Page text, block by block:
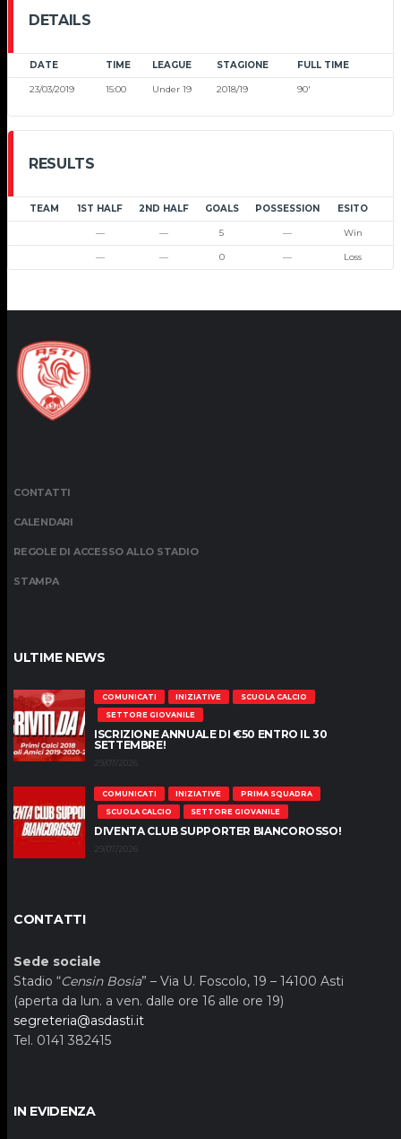
DETAILS
DATE TIME LEAGUE STAGIONE FULL TIME
23/03/2019 15:00 Under 19 2018/19 90'
RESULTS
TEAM 1ST HALF 2ND HALF GOALS POSSESSION ESITO
— — 5 — Win
— — 0 — Loss
CONTATTI
CALENDARI
REGOLE DI ACCESSO ALLO STADIO
STAMPA
ULTIME NEWS
COMUNICATI INIZIATIVE
SCUOLA CALCIO
SETTORE GIOVANILE
ISCRIZIONE ANNUALE DI €50 ENTRO IL 30
SETTEMBRE!
29/07/2026
COMUNICATI INIZIATIVE
PRIMA SQUADRA
SCUOLA CALCIO
SETTORE GIOVANILE
DIVENTA CLUB SUPPORTER BIANCOROSSO!
29/07/2026
CONTATTI
Sede sociale
Stadio “Censin Bosia” – Via U. Foscolo, 19 – 14100 Asti
(aperta da lun. a ven. dalle ore 16 alle ore 19)
segreteria@asdasti.it
Tel. 0141 382415
IN EVIDENZA